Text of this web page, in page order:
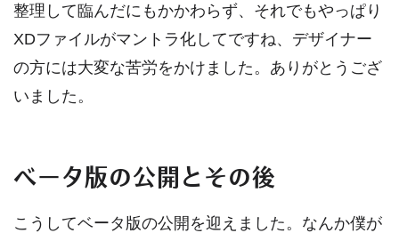
整理して臨んだにもかかわらず、それでもやっぱり
XDファイルがマントラ化してですね、デザイナー
の方には大変な苦労をかけました。ありがとうござ
いました。
ベータ版の公開とその後
こうしてベータ版の公開を迎えました。なんか僕が